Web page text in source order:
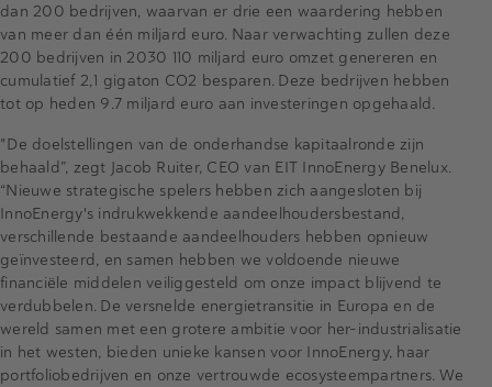
dan 200 bedrijven, waarvan er drie een waardering hebben
van meer dan één miljard euro. Naar verwachting zullen deze
200 bedrijven in 2030 110 miljard euro omzet genereren en
cumulatief 2,1 gigaton CO2 besparen. Deze bedrijven hebben
tot op heden 9.7 miljard euro aan investeringen opgehaald.
"De doelstellingen van de onderhandse kapitaalronde zijn
behaald”, zegt Jacob Ruiter, CEO van EIT InnoEnergy Benelux.
“Nieuwe strategische spelers hebben zich aangesloten bij
InnoEnergy's indrukwekkende aandeelhoudersbestand,
verschillende bestaande aandeelhouders hebben opnieuw
geïnvesteerd, en samen hebben we voldoende nieuwe
financiële middelen veiliggesteld om onze impact blijvend te
verdubbelen. De versnelde energietransitie in Europa en de
wereld samen met een grotere ambitie voor her-industrialisatie
in het westen, bieden unieke kansen voor InnoEnergy, haar
portfoliobedrijven en onze vertrouwde ecosysteempartners. We